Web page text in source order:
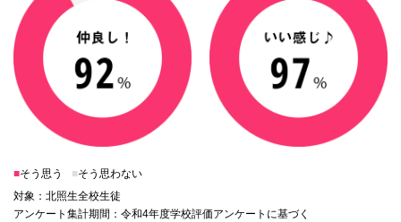
■そう思う ■そう思わない
対象：北照生全校生徒
アンケート集計期間：令和4年度学校評価アンケートに基づく